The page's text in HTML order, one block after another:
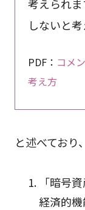
考えられ
しないと考
PDF： コメ
考え方
と述べており
「暗号
経済的